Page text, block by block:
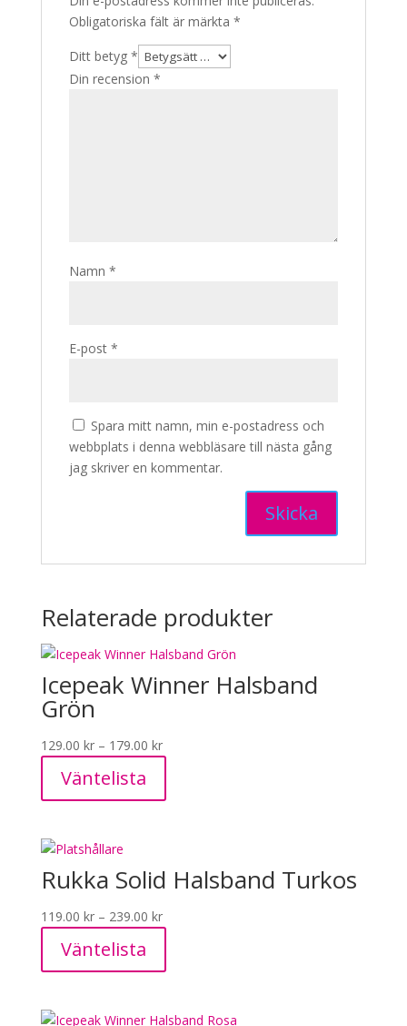
Obligatoriska fält är märkta *
Ditt betyg *
Din recension *
Namn *
E-post *
Spara mitt namn, min e-postadress och
webbplats i denna webbläsare till nästa gång
jag skriver en kommentar.
Relaterade produkter
Icepeak Winner Halsband
Grön
129.00 kr – 179.00 krPrisintervall:
179.00 kr
Väntelista
Rukka Solid Halsband Turkos
119.00 kr – 239.00 krPrisintervall:
Väntelista